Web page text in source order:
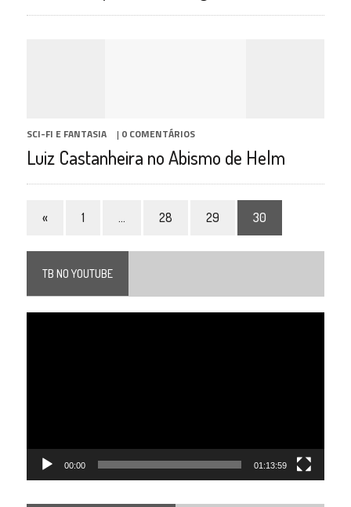
SCI-FI E FANTASIA | 0 COMENTÁRIOS
Luiz Castanheira no Abismo de Helm
« 1 … 28 29 30
TB NO YOUTUBE
00:00 01:13:59